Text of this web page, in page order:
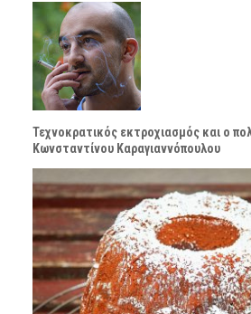
Τεχνοκρατικός εκτροχιασμός και ο
Κωνσταντίνου Καραγιαννόπουλου